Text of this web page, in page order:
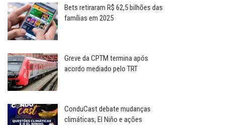
Bets retiraram R$ 62,5 bilhões das
famílias em 2025
Greve da CPTM termina após
acordo mediado pelo TRT
ConduCast debate mudanças
climáticas, El Niño e ações